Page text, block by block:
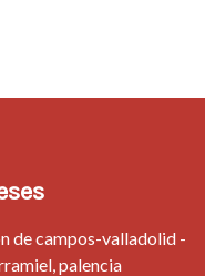
de campos-valladolid -
palencia